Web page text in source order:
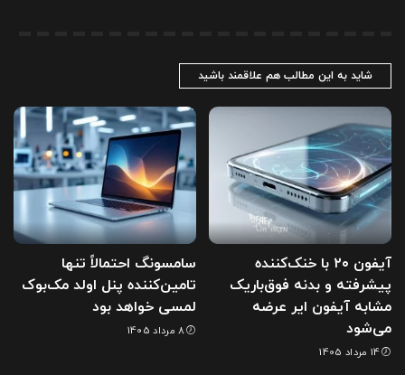
شاید به این مطالب هم علاقمند باشید
آیفون ۲۰ با خنک‌کننده
پیشرفته و بدنه فوق‌باریک
مشابه آیفون ایر عرضه
می‌شود
14 مرداد 1405
سامسونگ احتمالاً تنها
تامین‌کننده پنل اولد مک‌بوک
لمسی خواهد بود
8 مرداد 1405